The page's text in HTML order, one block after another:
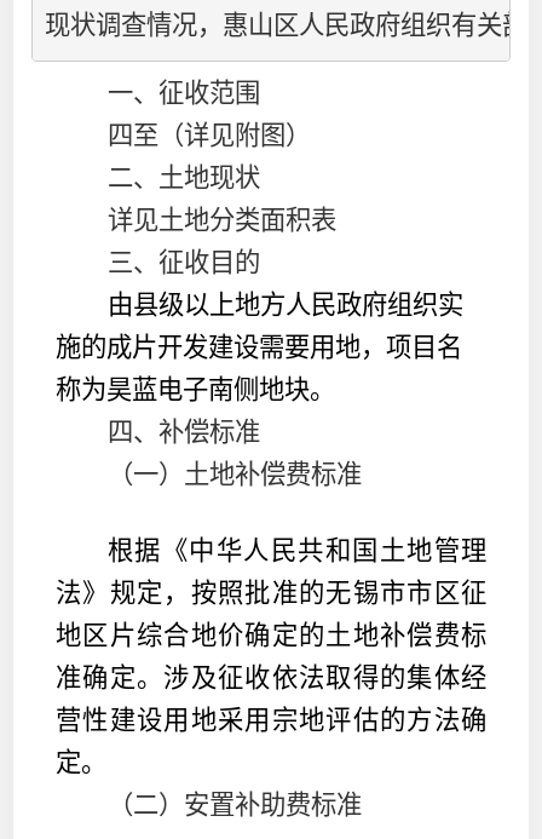
现状调查情况，惠山区人民政府组织有关部
一、征收范围
四至（详见附图）
二、土地现状
详见土地分类面积表
三、征收目的
由县级以上地方人民政府组织实
施的成片开发建设需要用地，项目名
称为昊蓝电子南侧地块。
四、补偿标准
（一）土地补偿费标准
根据《中华人民共和国土地管理
法》规定，按照批准的无锡市市区征
地区片综合地价确定的土地补偿费标
准确定。涉及征收依法取得的集体经
营性建设用地采用宗地评估的方法确
定。
（二）安置补助费标准